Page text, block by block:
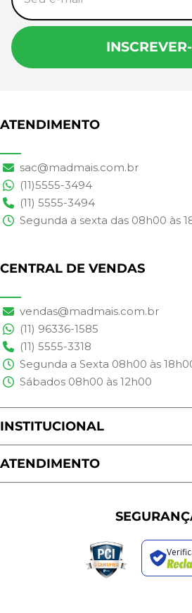
ATENDIMENTO
sac@madmais.com.br
(11)5555-3494
(11) 5555-3494
Segunda a sexta das 08h00 às
CENTRAL DE VENDAS
vendas@madmais.com.br
(11) 96336-1585
(11) 5555-3318
Segunda a Sexta 08h00 às
Sábados 08h00 às 12h00
INSTITUCIONAL
Quem Somos
Nossas Lojas
ATENDIMENTO
Política de Privacidade
Trocas e Devoluções
Regras de Promoções
Termos de Uso